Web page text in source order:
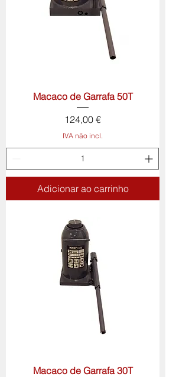
Macaco de Garrafa 50T
Preço
124,00 €
IVA não incl.
Adicionar ao carrinho
Macaco de Garrafa 30T